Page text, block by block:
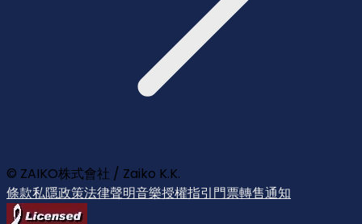
© ZAIKO株式會社 / Zaiko K.K.
條款私隱政策法律聲明音樂授權指引門票轉售通知